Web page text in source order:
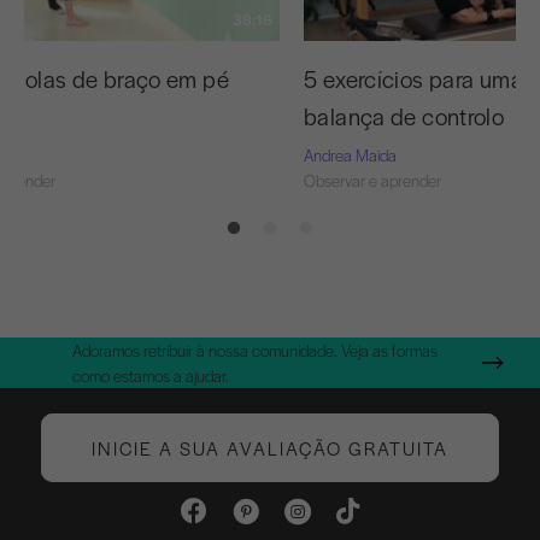
molas de braço em pé
5 exercícios para uma
balança de controlo
Andrea Maida
Observar e aprender
Adoramos retribuir à nossa comunidade. Veja as formas
como estamos a ajudar.
INICIE A SUA AVALIAÇÃO GRATUITA